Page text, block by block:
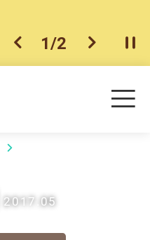
上一个
1/2 下一个开
目
2017.05